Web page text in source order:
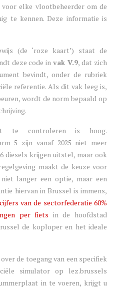
elke vlootbeheerder om de
te kennen. Deze informatie is
(de ‘roze kaart’) staat de
deze code invak V.9, dat zich
bevindt, onder de rubriek
referentie. Als dit vak leeg is,
wordt de norm bepaald op
te controleren is hoog.
5 zijn vanaf 2025 niet meer
diesels krijgen uitstel, maar ook
maakt de keuze voor
langer een optie, maar een
hiervan in Brussel is immens,
cijfers van de sectorfederatie 60%
per fiets in de hoofdstad
de koploper en het ideale
de toegang van een specifiek
simulator op lez.brussels
in te voeren, krijgt u